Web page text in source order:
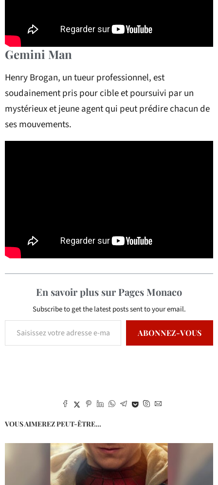
Gemini Man
Henry Brogan, un tueur professionnel, est
soudainement pris pour cible et poursuivi par un
mystérieux et jeune agent qui peut prédire chacun de
ses mouvements.
En savoir plus sur Pages Monaco
Subscribe to get the latest posts sent to your email.
ABONNEZ-VOUS
VOUS AIMEREZ PEUT-ÊTRE...